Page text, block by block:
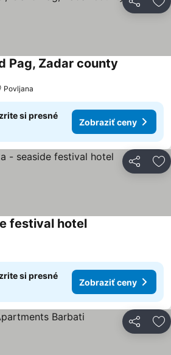
Zdieľať
Pag, Zadar county
Povljana
si presné
Zobraziť ceny
Zdieľať
festival hotelZobraziť ceny
si presné
Zobraziť ceny
Zdieľať